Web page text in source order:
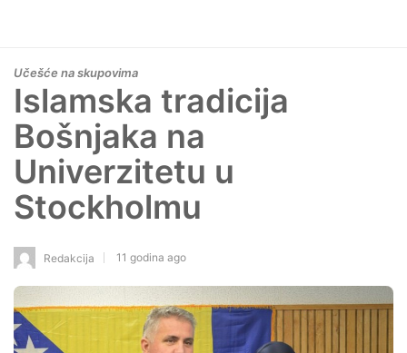
Učešće na skupovima
Islamska tradicija
Bošnjaka na
Univerzitetu u
Stockholmu
Redakcija 11 godina ago